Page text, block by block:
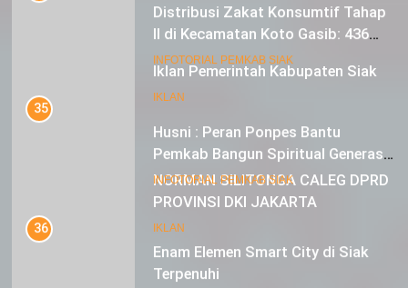
Iklan Pemerintah Kabupaten Siak
IKLAN
NORMAN SILITONGA CALEG DPRD
PROVINSI DKI JAKARTA
IKLAN
II di Kecamatan Koto Gasib: 436
Mustahik Terima Bantuan
INFOTORIAL PEMKAB SIAK
Pemkab Bangun Spiritual Generasi
Muda
INFOTORIAL PEMKAB SIAK
Enam Elemen Smart City di Siak
Terpenuhi
INFOTORIAL PEMKAB SIAK